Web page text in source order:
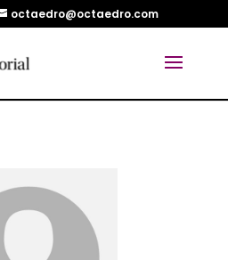
octaedro@octaedro.com